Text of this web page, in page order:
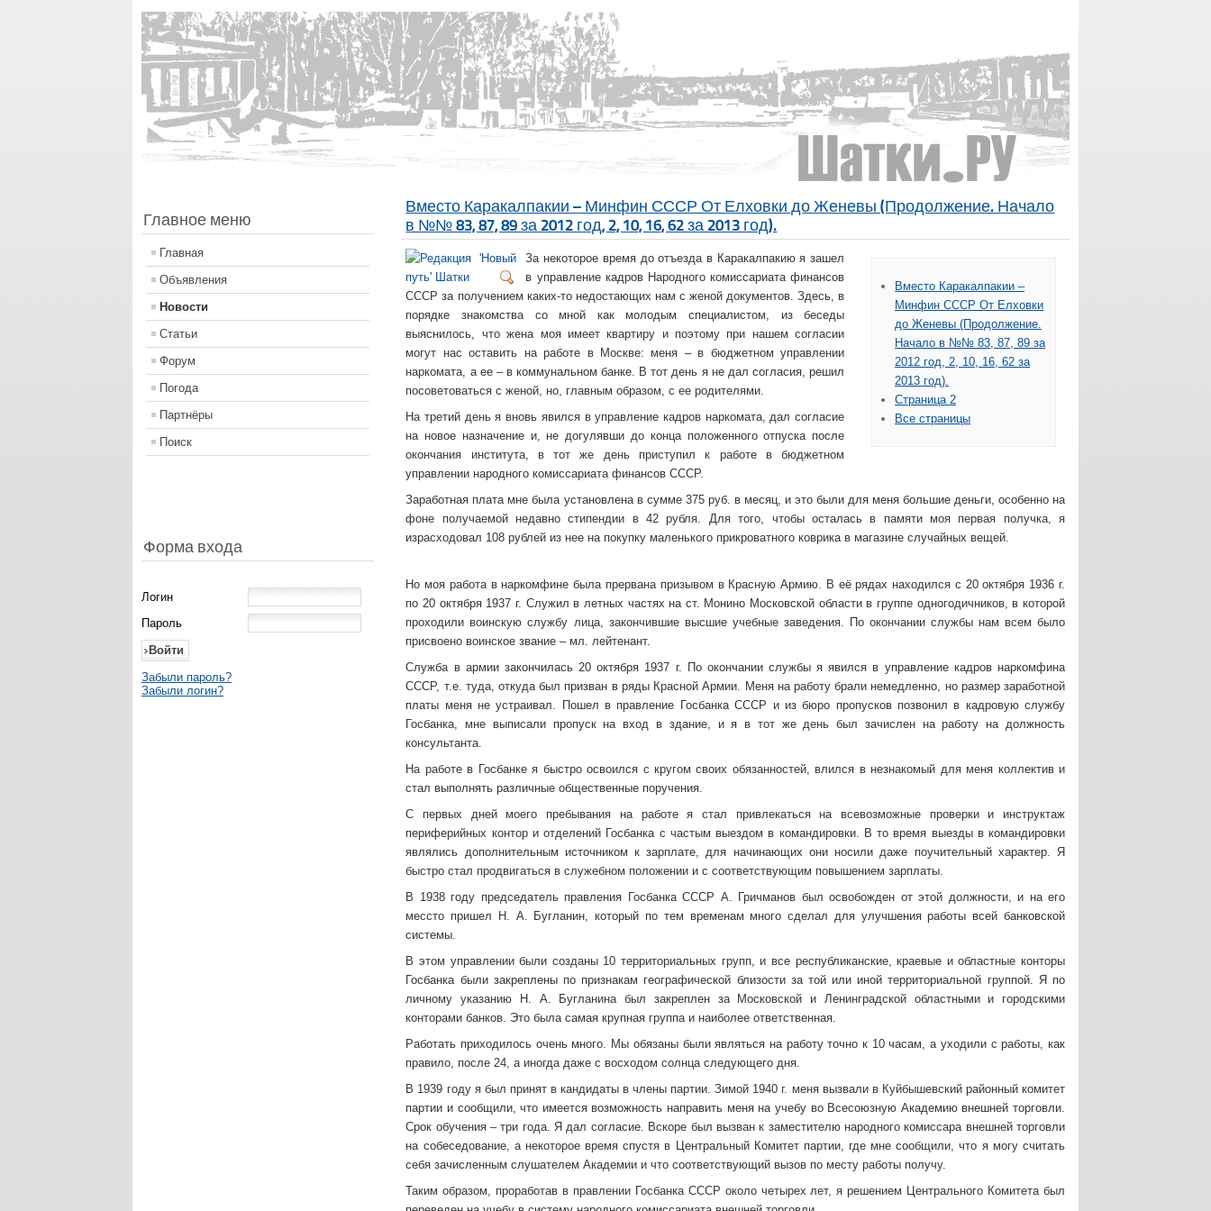
Главное меню
Главная
Объявления
Новости
Статьи
Форум
Погода
Партнёры
Поиск
Форма входа
Логин
Пароль
Забыли пароль?
Забыли логин?
Вместо Каракалпакии – Минфин СССР От Елховки до Женевы (Продолжение. Начало
в №№ 83, 87, 89 за 2012 год, 2, 10, 16, 62 за 2013 год).
Вместо Каракалпакии –
Минфин СССР От Елховки
до Женевы (Продолжение.
Начало в №№ 83, 87, 89 за
2012 год, 2, 10, 16, 62 за
2013 год).
Страница 2
Все страницы
За некоторое время до отъезда в Каракалпакию я зашел
в управление кадров Народного комиссариата финансов
СССР за получением каких-то недостающих нам с женой документов. Здесь, в
порядке знакомства со мной как молодым специалистом, из беседы
выяснилось, что жена моя имеет квартиру и поэтому при нашем согласии
могут нас оставить на работе в Москве: меня – в бюджетном управлении
наркомата, а ее – в коммунальном банке. В тот день я не дал согласия, решил
посоветоваться с женой, но, главным образом, с ее родителями.
На третий день я вновь явился в управление кадров наркомата, дал согласие
на новое назначение и, не догулявши до конца положенного отпуска после
окончания института, в тот же день приступил к работе в бюджетном
управлении народного комиссариата финансов СССР.
Заработная плата мне была установлена в сумме 375 руб. в месяц, и это были для меня большие деньги, особенно на
фоне получаемой недавно стипендии в 42 рубля. Для того, чтобы осталась в памяти моя первая получка, я
израсходовал 108 рублей из нее на покупку маленького прикроватного коврика в магазине случайных вещей.
Но моя работа в наркомфине была прервана призывом в Красную Армию. В её рядах находился с 20 октября 1936 г.
по 20 октября 1937 г. Служил в летных частях на ст. Монино Московской области в группе одногодичников, в которой
проходили воинскую службу лица, закончившие высшие учебные заведения. По окончании службы нам всем было
присвоено воинское звание – мл. лейтенант.
Служба в армии закончилась 20 октября 1937 г. По окончании службы я явился в управление кадров наркомфина
СССР, т.е. туда, откуда был призван в ряды Красной Армии. Меня на работу брали немедленно, но размер заработной
платы меня не устраивал. Пошел в правление Госбанка СССР и из бюро пропусков позвонил в кадровую службу
Госбанка, мне выписали пропуск на вход в здание, и я в тот же день был зачислен на работу на должность
консультанта.
На работе в Госбанке я быстро освоился с кругом своих обязанностей, влился в незнакомый для меня коллектив и
стал выполнять различные общественные поручения.
С первых дней моего пребывания на работе я стал привлекаться на всевозможные проверки и инструктаж
периферийных контор и отделений Госбанка с частым выездом в командировки. В то время выезды в командировки
являлись дополнительным источником к зарплате, для начинающих они носили даже поучительный характер. Я
быстро стал продвигаться в служебном положении и с соответствующим повышением зарплаты.
В 1938 году председатель правления Госбанка СССР А. Гричманов был освобожден от этой должности, и на его
мессто пришел Н. А. Бугланин, который по тем временам много сделал для улучшения работы всей банковской
системы.
В этом управлении были созданы 10 территориальных групп, и все республиканские, краевые и областные конторы
Госбанка были закреплены по признакам географической близости за той или иной территориальной группой. Я по
личному указанию Н. А. Бугланина был закреплен за Московской и Ленинградской областными и городскими
конторами банков. Это была самая крупная группа и наиболее ответственная.
Работать приходилось очень много. Мы обязаны были являться на работу точно к 10 часам, а уходили с работы, как
правило, после 24, а иногда даже с восходом солнца следующего дня.
В 1939 году я был принят в кандидаты в члены партии. Зимой 1940 г. меня вызвали в Куйбышевский районный комитет
партии и сообщили, что имеется возможность направить меня на учебу во Всесоюзную Академию внешней торговли.
Срок обучения – три года. Я дал согласие. Вскоре был вызван к заместителю народного комиссара внешней торговли
на собеседование, а некоторое время спустя в Центральный Комитет партии, где мне сообщили, что я могу считать
себя зачисленным слушателем Академии и что соответствующий вызов по месту работы получу.
Таким образом, проработав в правлении Госбанка СССР около четырех лет, я решением Центрального Комитета был